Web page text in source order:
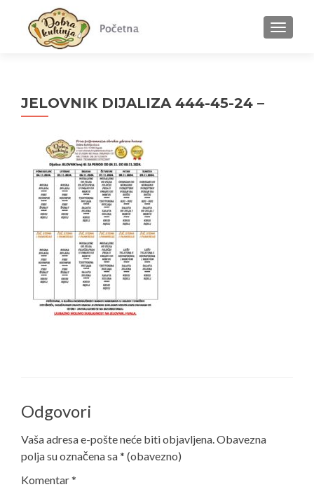
MENU
JELOVNIK DIJALIZA 444-45-24 –
Odgovori
Vaša adresa e-pošte neće biti objavljena.Obavezna
polja su označena sa* (obavezno)
Komentar*